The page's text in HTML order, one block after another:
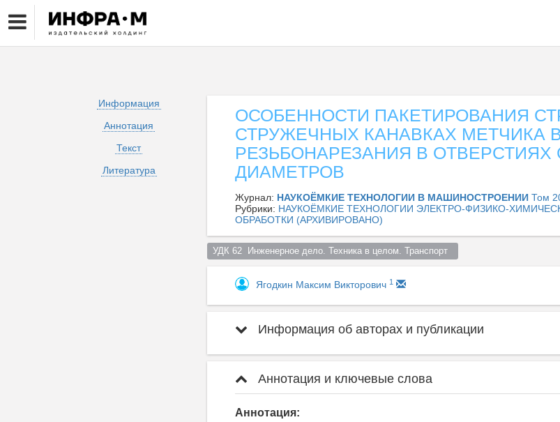
Информация
Аннотация
Текст
Литература
ОСОБЕННОСТИ ПАКЕТИРОВАНИЯ
СТРУЖЕЧНЫХ КАНАВКАХ МЕТЧИКА
РЕЗЬБОНАРЕЗАНИЯ В
ДИАМЕТРОВ
Журнал: НАУКОЁМКИЕ ТЕХНОЛОГИИ В МАШИНОСТРОЕНИИ Том
Рубрики: НАУКОЁМКИЕ ТЕХНОЛОГИИ ЭЛЕКТРО-ФИЗИКО-
ОБРАБОТКИ (АРХИВИРОВАНО)
УДК 62  Инженерное дело. Техника в целом. Транспорт
Ягодкин Максим Викторович 1
Информация об авторах и публикации
Аннотация и ключевые слова
Аннотация: